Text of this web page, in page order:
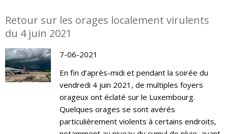
Retour sur les orages localement virulents
du 4 juin 2021
7-06-2021
En fin d’après-midi et pendant la soirée du
vendredi 4 juin 2021, de multiples foyers
orageux ont éclaté sur le Luxembourg.
Quelques orages se sont avérés
particulièrement violents à certains endroits,